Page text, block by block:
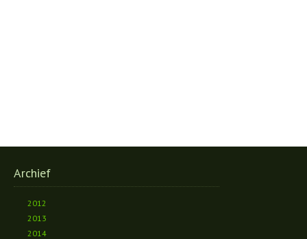
Archief
2012
2013
2014